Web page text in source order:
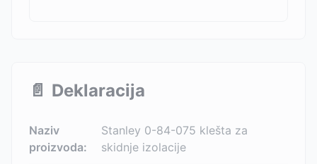
📄 Deklaracija
Naziv
proizvoda:
Stanley 0-84-075 klešta za
skidnje izolacije